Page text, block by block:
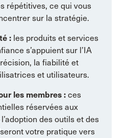
répétitives, ce qui vous
sur la stratégie.
: les produits et services
s’appuient sur l’IA
la fiabilité et
et utilisateurs.
les membres :ces
réservées aux
des outils et des
votre pratique vers